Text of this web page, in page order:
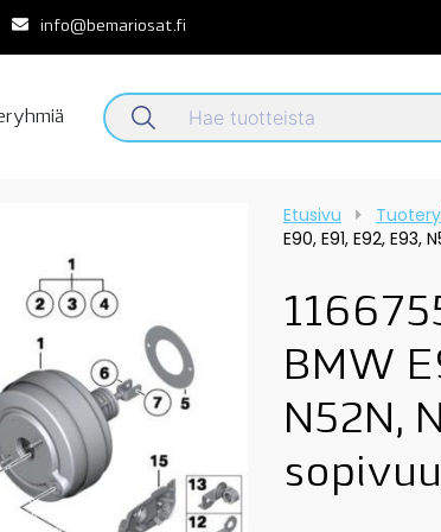
info@bemariosat.fi
Etusivu
E90, E91, E92,
BMW
N52N,